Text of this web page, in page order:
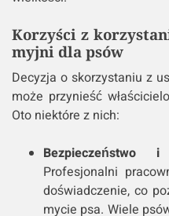
Korzyści z
myjni dla psów
Decyzja o skorzystaniu z
może przynieść
Oto niektóre z nich:
Profesjonalni
doświadczenie, co
mycie psa. Wiele